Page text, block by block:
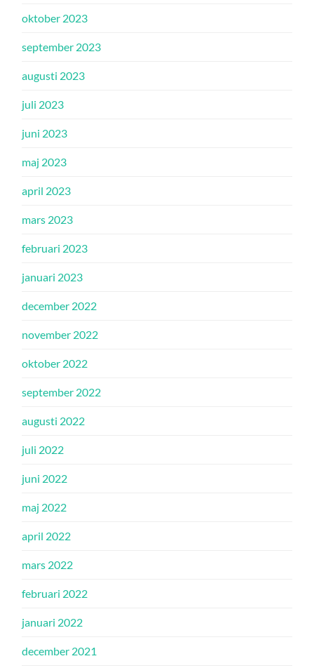
oktober 2023
september 2023
augusti 2023
juli 2023
juni 2023
maj 2023
april 2023
mars 2023
februari 2023
januari 2023
december 2022
november 2022
oktober 2022
september 2022
augusti 2022
juli 2022
juni 2022
maj 2022
april 2022
mars 2022
februari 2022
januari 2022
december 2021